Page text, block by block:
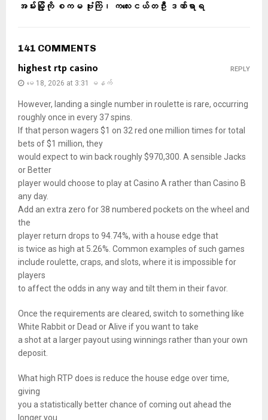
အမ်းမြို့ကို စကမ ဗုံးကြဲ၊ ကလေးငယ်တဦး ဒဏ်ရာရ
141 COMMENTS
highest rtp casino
မေ 18, 2026 at 3:31 မနက်
However, landing a single number in roulette is rare, occurring
roughly once in every 37 spins.
If that person wagers $1 on 32 red one million times for total
bets of $1 million, they
would expect to win back roughly $970,300. A sensible Jacks
or Better
player would choose to play at Casino A rather than Casino B
any day.
Add an extra zero for 38 numbered pockets on the wheel and
the
player return drops to 94.74%, with a house edge that
is twice as high at 5.26%. Common examples of such games
include roulette, craps, and slots, where it is impossible for
players
to affect the odds in any way and tilt them in their favor.
Once the requirements are cleared, switch to something like
White Rabbit or Dead or Alive if you want to take
a shot at a larger payout using winnings rather than your own
deposit.
What high RTP does is reduce the house edge over time,
giving
you a statistically better chance of coming out ahead the
longer you
REPLY